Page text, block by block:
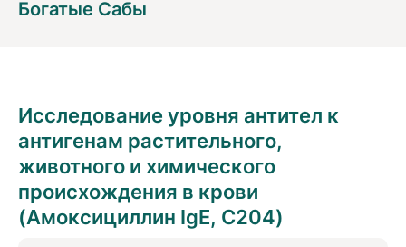
Богатые Сабы
Исследование уровня антител к
антигенам растительного,
животного и химического
происхождения в крови
(Амоксициллин IgE, C204)